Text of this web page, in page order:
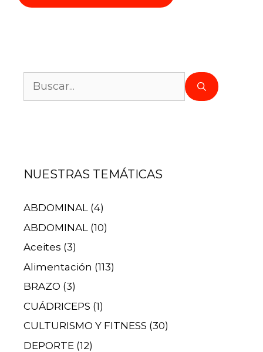
NUESTRAS TEMÁTICAS
ABDOMINAL (4)
ABDOMINAL (10)
Aceites (3)
Alimentación (113)
BRAZO (3)
CUÁDRICEPS (1)
CULTURISMO Y FITNESS (30)
DEPORTE (12)